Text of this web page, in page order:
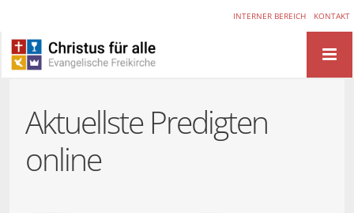
KONTAKT
INTERNER BEREICH
Aktuellste Predigten
online